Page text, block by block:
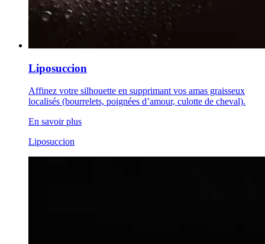
Liposuccion
Affinez votre silhouette en supprimant vos amas graisseux
localisés (bourrelets, poignées d’amour, culotte de cheval).
En savoir plus
Liposuccion